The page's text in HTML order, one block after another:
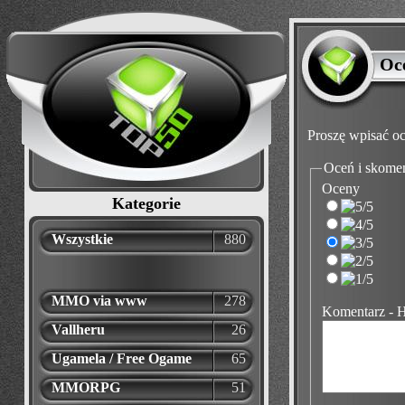
Kategorie
Wszystkie 880
MMO via www
278
Vallheru
26
Ugamela / Free Ogame
65
MMORPG
51
Proszę wpisać
Oceń i
Oceny
Komentarz -